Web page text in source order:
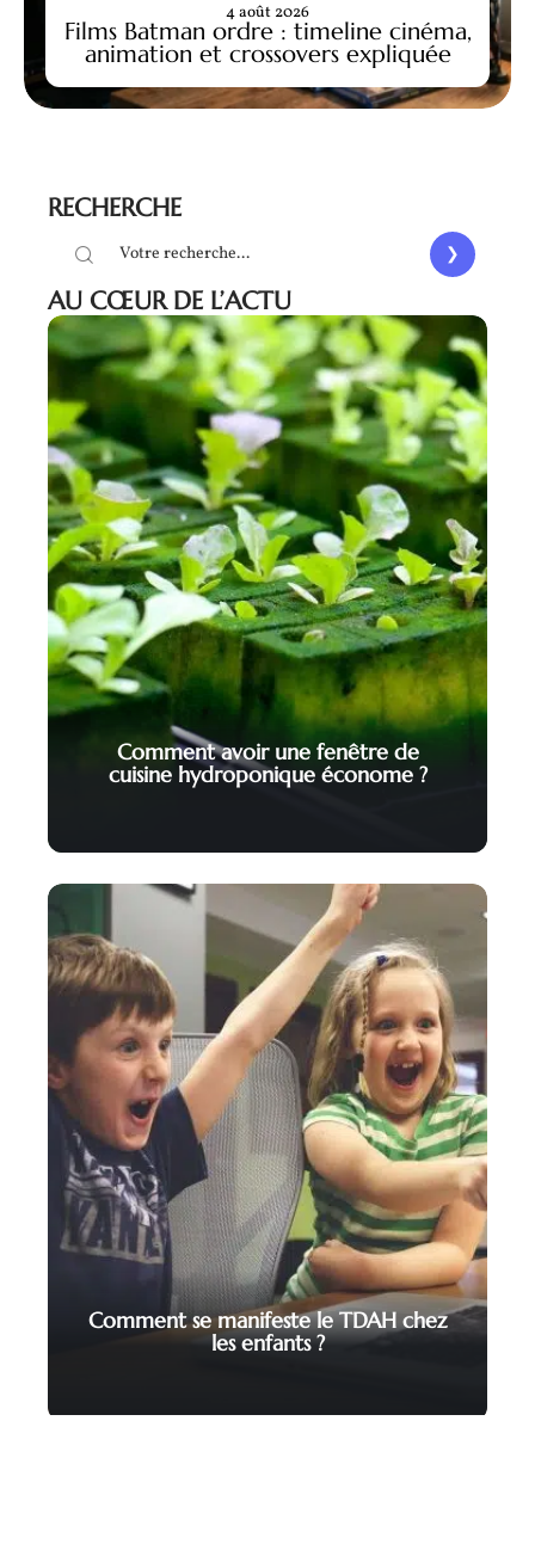
Films Batman ordre : timeline cinéma,
animation et crossovers expliquée
4 août 2026
RECHERCHE
AU CŒUR DE L’ACTU
Comment avoir une fenêtre de
cuisine hydroponique économe ?
Comment se manifeste le TDAH chez
les enfants ?